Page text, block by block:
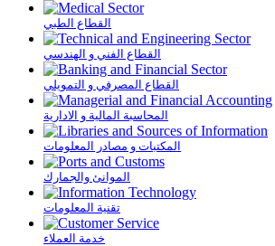
القطاع الطبي
القطاع الفني و الهندسي
القطاع المصرفي و التمويلي
المحاسبة المالية و الادارية
المكتبات و مصادر المعلومات
الموانئ والجمارك
تقنية المعلومات
خدمة العملاء